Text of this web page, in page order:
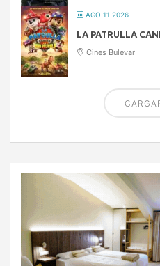
AGO 11 2026
LA PATRULLA
Cines Bulevar